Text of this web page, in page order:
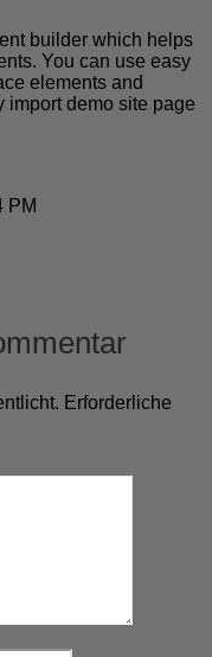
builder which helps
You can use easy
elements and
import demo site page
Erforderliche